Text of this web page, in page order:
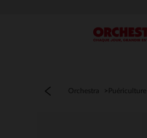
Menu
Orchestra Puériculture